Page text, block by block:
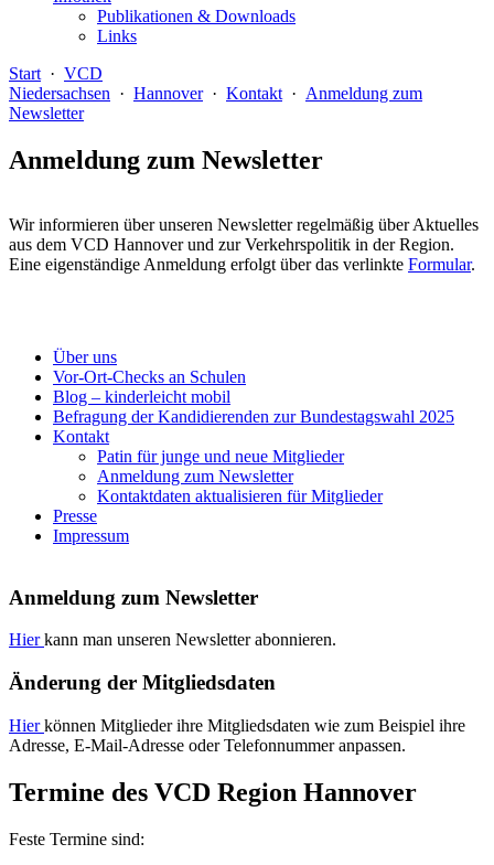
Publikationen & Downloads
Links
Start · VCD
Niedersachsen · Hannover· Kontakt · Anmeldung zum
Newsletter
Anmeldung zum Newsletter
Wir informieren über unseren Newsletter regelmäßig über Aktuelles
aus dem VCD Hannover und zur Verkehrspolitik in der Region.
Eine eigenständige Anmeldung erfolgt über das verlinkte Formular.
Über uns
Vor-Ort-Checks an Schulen
Blog – kinderleicht mobil
Befragung der Kandidierenden zur Bundestagswahl 2025
Kontakt
Patin für junge und neue Mitglieder
Anmeldung zum Newsletter
Kontaktdaten aktualisieren für Mitglieder
Presse
Impressum
Anmeldung zum Newsletter
Hierkann man unseren Newsletter abonnieren.
Änderung der Mitgliedsdaten
Hierkönnen Mitglieder ihre Mitgliedsdaten wie zum Beispiel ihre
Adresse, E-Mail-Adresse oder Telefonnummer anpassen.
Termine des VCD Region Hannover
Feste Termine sind: